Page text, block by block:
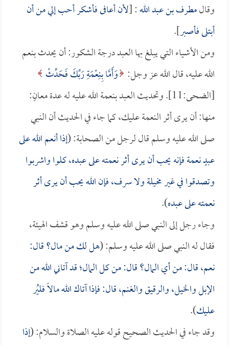
وقالمطرف بن عبد الله: [لأن أعافى فأشكر أحب إلي من أن
أبتلى فأصبر].
ومن الأشياء التي يبلغ بها العبد درجة الشكور: أن يحدث بنعم
الله عليه، قال الله عز وجل: وَأَمَّا بِنِعْمَةِ رَبِّكَ فَحَدِّثْ
[الضحى:11]. وتحديث العبد بنعمة الله عليه له عدة معانٍ:
منها: أن يرى أثر النعمة عليك، كما جاء في الحديث أن النبي
صلى الله عليه وسلم قال لرجل من الصحابة: (إذا أنعم الله على
عبدٍ نعمة فإنه يحب أن يرى أثر نعمته على عبده، كلوا واشربوا
وتصدقوا في غير مخيلة ولا سرف، فإن الله يحب أن يرى أثر
نعمته على عبده).
وجاء رجل إلى النبي صلى الله عليه وسلم وهو قشف الهيئة،
فقال له النبي صلى الله عليه وسلم: (هل لك من مال؟ قال:
نعم، قال: من أي المال؟ قال: من كل المال؛ قد آتاني الله من
الإبل والخيل، والرقيق والغنم، قال: فإذا آتاك الله مالاً فليُر
عليك).
وقد جاء في الحديث الصحيح قوله عليه الصلاة والسلام: (إذا